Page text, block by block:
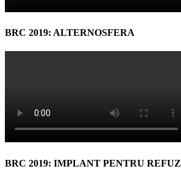
BRC 2019: ALTERNOSFERA
BRC 2019: IMPLANT PENTRU REFUZ